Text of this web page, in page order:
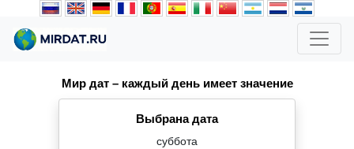
Мир дат – каждый день имеет значение
Выбрана дата
суббота